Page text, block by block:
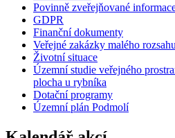
Povinně zveřejňované
GDPR
Finanční dokumenty
Veřejné zakázky malého rozsahu
Životní situace
Územní studie veřejného
plocha u rybníka
Dotační programy
Územní plán Podmolí